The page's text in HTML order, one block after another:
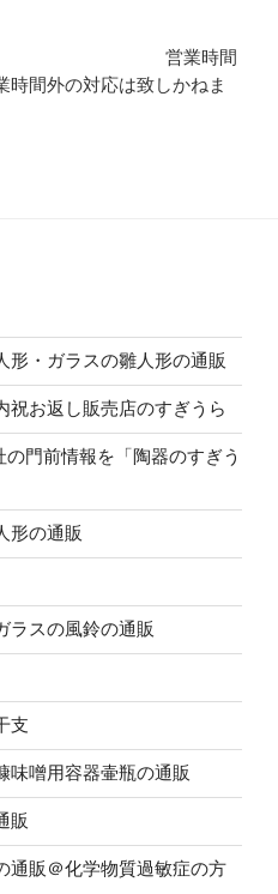
営業時間
時間外の対応は致しかねま
形・ガラスの雛人形の通販
祝お返し販売店のすぎうら
門前情報を「陶器のすぎう
形の通販
ラスの風鈴の通販
支
味噌用容器壷瓶の通販
販
通販＠化学物質過敏症の方